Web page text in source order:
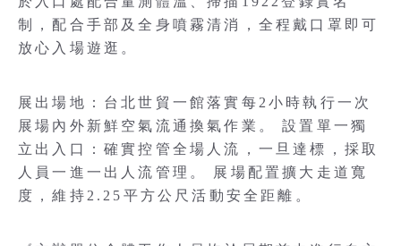
制，配合手部及全身噴霧清消，全程戴口罩即可
放心入場遊逛。
展出場地：台北世貿一館落實每2小時執行一次
展場內外新鮮空氣流通換氣作業。 設置單一獨
立出入口：確實控管全場人流，一旦達標，採取
人員一進一出人流管理。 展場配置擴大走道寬
度，維持2.25平方公尺活動安全距離。